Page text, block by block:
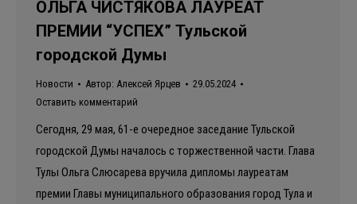
ОЛЬГА ЧИСТЯКОВА ЛАУРЕАТ
ПРЕМИИ “УСПЕХ” Тульской
городской Думы
Новости Автор: Алексей Ярцев
29.05.2024
Оставить комментарий
Сегодня, 29 мая, 61-е очередное заседание Тульской
городской Думы началось с торжественной части. Глава
Тулы Ольга Слюсарева вручила дипломы лауреатам
премии Главы муниципального образования город Тула и